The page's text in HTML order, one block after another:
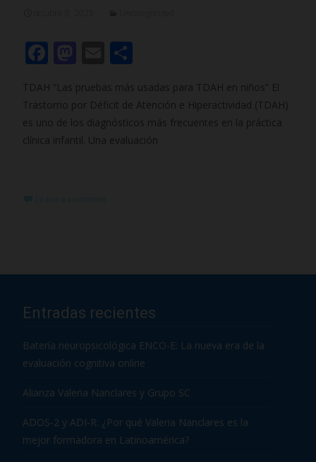
e
b
o
as
to
d
o
E
ai
l
m
p
ar
TDAH “Las pruebas más usadas para TDAH en niños” El
Trastorno por Déficit de Atención e Hiperactividad (TDAH)
es uno de los diagnósticos más frecuentes en la práctica
clínica infantil. Una evaluación
Entradas recientes
Batería neuropsicológica ENCO-E: La nueva era de la
evaluación cognitiva online
Alianza Valeria Nanclares y Grupo SC
ADOS-2 y ADI-R: ¿Por qué Valeria Nanclares es la
mejor formadora en Latinoamérica?